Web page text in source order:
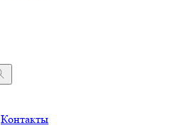
Контакты